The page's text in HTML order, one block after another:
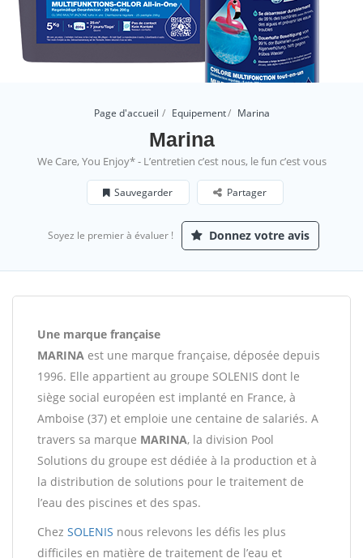
Page d'accueil Equipement Marina
Marina
We Care, You Enjoy* - L’entretien c’est nous, le fun c’est vous
Sauvegarder Partager
Soyez le premier à évaluer ! Donnez votre avis
Une marque française
MARINA est une marque française, déposée depuis
1996. Elle appartient au groupe SOLENIS dont le
siège social européen est implanté en France, à
Amboise (37) et emploie une centaine de salariés. A
travers sa marque MARINA, la division Pool
Solutions du groupe est dédiée à la production et à
la distribution de solutions pour le traitement de
l’eau des piscines et des spas.
Chez SOLENIS nous relevons les défis les plus
difficiles en matière de traitement de l’eau et